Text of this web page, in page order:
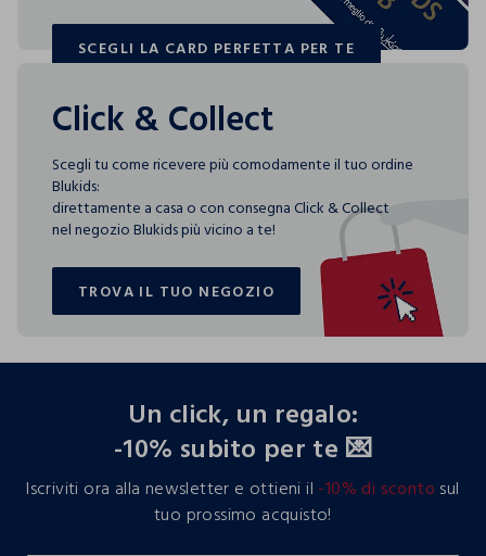
SCEGLI LA CARD PERFETTA PER TE
SCEGLI LA CARD PERFETTA PER TE
Click & Collect
Scegli tu come ricevere più comodamente il tuo ordine
Blukids:
direttamente a casa o con consegna Click & Collect
nel negozio Blukids più vicino a te!
TROVA IL TUO NEGOZIO
TROVA IL TUO NEGOZIO
Un click, un regalo:
-10% subito per te 💌
Iscriviti ora alla newsletter e ottieni il -10% di sconto sul
tuo prossimo acquisto!